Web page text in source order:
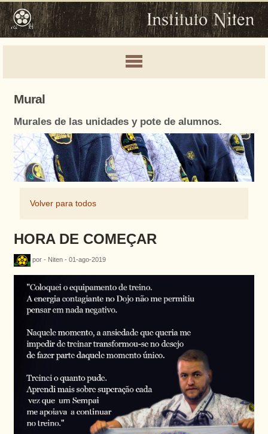
Mural
Murales de las unidades y pote de alumnos.
Volver para todos
HORA DE COMEÇAR
por - Niten - 01-ago-2019